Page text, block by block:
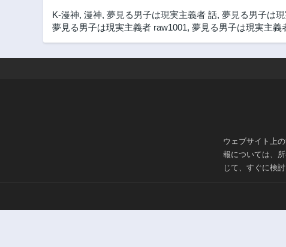
K-漫神, 漫神, 夢見る男子は現実主義者 話, 夢見る男子は
夢見る男子は現実主義者 raw1001, 夢見る男子は現実主義
ウェブサイト上
報については、
じて、すぐに検